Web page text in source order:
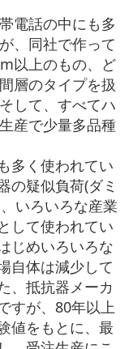
電話の中にも多
、同社で作って
以上のもの、ど
層のタイプを扱
して、すべてハ
産で少量多品種
多く使われてい
の疑似負荷(ダミ
いろいろな産業
して使われてい
じめいろいろな
自体は減少して
、抵抗器メーカ
すが、80年以上
値をもとに、最